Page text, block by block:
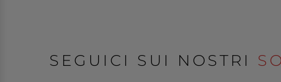
SEGUICI SUI NOSTRI